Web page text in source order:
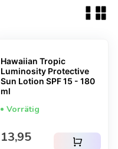
Hawaiian Tropic
Luminosity Protective
Sun Lotion SPF 15 - 180
ml
Vorrätig
Regulärer Preis
13,95 shopping_cart